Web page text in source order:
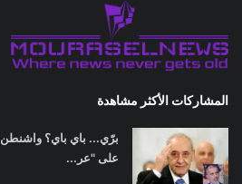
المشاركات الأكثر مشاهدة
برّي... باي باي؟
على "عر...